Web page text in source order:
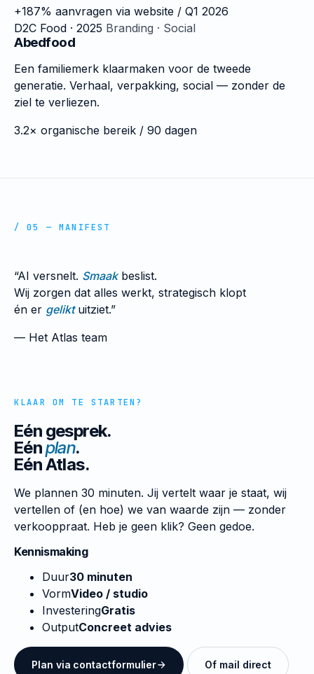
+187% aanvragen via website / Q1 2026
D2C Food · 2025 Branding · Social
Abedfood
Een familiemerk klaarmaken voor de tweede
generatie. Verhaal, verpakking, social — zonder de
ziel te verliezen.
3.2× organische bereik / 90 dagen
/ 05 — MANIFEST
“AI versnelt. Smaakbeslist.
Wij zorgen dat alles werkt, strategisch klopt
én er geliktuitziet.”
— Het Atlas team
KLAAR OM TE STARTEN?
Eén gesprek.
Eénplan.
Eén Atlas.
We plannen 30 minuten. Jij vertelt waar je staat, wij
vertellen of (en hoe) we van waarde zijn — zonder
verkooppraat. Heb je geen klik? Geen gedoe.
Kennismaking
Duur30 minuten
VormVideo / studio
InvesteringGratis
OutputConcreet advies
Plan via contactformulier Of mail direct